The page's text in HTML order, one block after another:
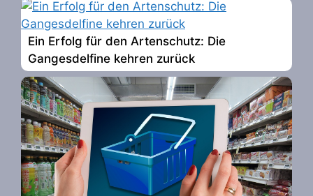
Ein Erfolg für den Artenschutz: Die
Gangesdelfine kehren zurück